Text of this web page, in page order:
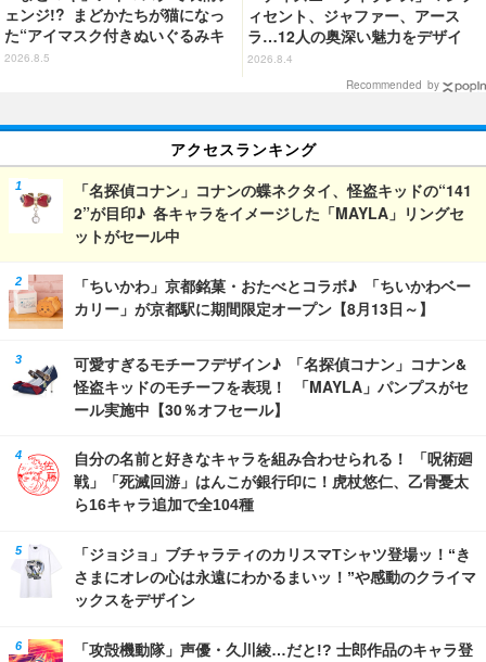
ェンジ!? まどかたちが猫になっ
た“アイマスク付きぬいぐるみキ
ーホルダー”が登場
2026.8.5
ィセント、ジャファー、アース
ラ…12人の奥深い魅力をデザイ
ン！2027年版ポケットカレンダー
2026.8.4
Recommended by
アクセスランキング
「名探偵コナン」コナンの蝶ネクタイ、怪盗キッドの“141
2”が目印♪ 各キャラをイメージした「MAYLA」リングセ
ットがセール中
「ちいかわ」京都銘菓・おたべとコラボ♪ 「ちいかわベー
カリー」が京都駅に期間限定オープン【8月13日～】
可愛すぎるモチーフデザイン♪ 「名探偵コナン」コナン&
怪盗キッドのモチーフを表現！ 「MAYLA」パンプスがセ
ール実施中【30％オフセール】
自分の名前と好きなキャラを組み合わせられる！ 「呪術廻
戦」「死滅回游」はんこが銀行印に！虎杖悠仁、乙骨憂太
ら16キャラ追加で全104種
「ジョジョ」ブチャラティのカリスマTシャツ登場ッ！“き
さまにオレの心は永遠にわかるまいッ！”や感動のクライマ
ックスをデザイン
「攻殻機動隊」声優・久川綾…だと!? 士郎作品のキャラ登